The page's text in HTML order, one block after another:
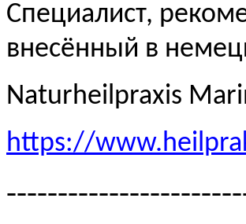
Специалист,
внесённый в
Naturheilpraxis
https://